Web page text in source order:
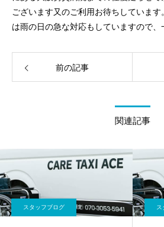
ございます又のご利用お待ちしていま
は雨の日の急な対応もしていますので、
前の記事
関連記事
スタッフブログ ス